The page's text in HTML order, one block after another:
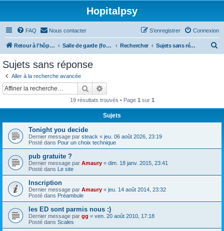
Hopitalpsy
FAQ Nous contacter Connexion
S’enregistrer
Retour à l'hôpital Salle de garde (forum) Rechercher Sujets sans réponse
Sujets sans réponse
Aller à la recherche avancée
Rechercher
19 résultats trouvés • Page 1 sur 1
Sujets
Tonight you decide
Dernier message par steack « jeu. 06 août 2026, 23:19
Posté dans Pour un choix technique
pub gratuite ?
Dernier message par Amaury « dim. 18 janv. 2015, 23:41
Posté dans Le site
Inscription
Dernier message par Amaury « jeu. 14 août 2014, 23:32
Posté dans Préambule
les ED sont parmis nous :)
Dernier message par gg « ven. 20 août 2010, 17:18
Posté dans Scales